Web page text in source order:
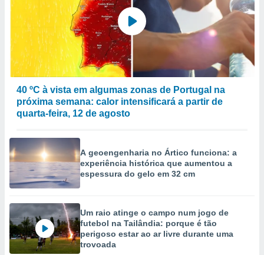
40 ºC à vista em algumas zonas de Portugal na
próxima semana: calor intensificará a partir de
quarta-feira, 12 de agosto
A geoengenharia no Ártico funciona: a
experiência histórica que aumentou a
espessura do gelo em 32 cm
Um raio atinge o campo num jogo de
futebol na Tailândia: porque é tão
perigoso estar ao ar livre durante uma
trovoada